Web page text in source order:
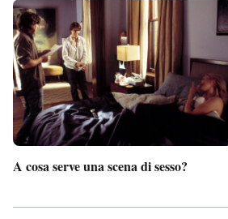
A cosa serve una scena di sesso?